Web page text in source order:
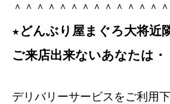
＾＾＾＾＾＾＾＾＾＾＾＾＾
★どんぶり屋まぐろ大将近
ご来店出来ないあなたは・
デリバリーサービスをご利用